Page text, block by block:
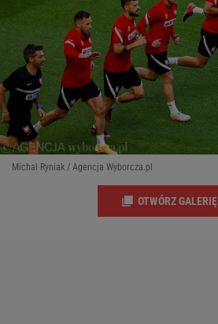
Michal Ryniak / Agencja Wyborcza.pl
OTWÓRZ GALERIĘ